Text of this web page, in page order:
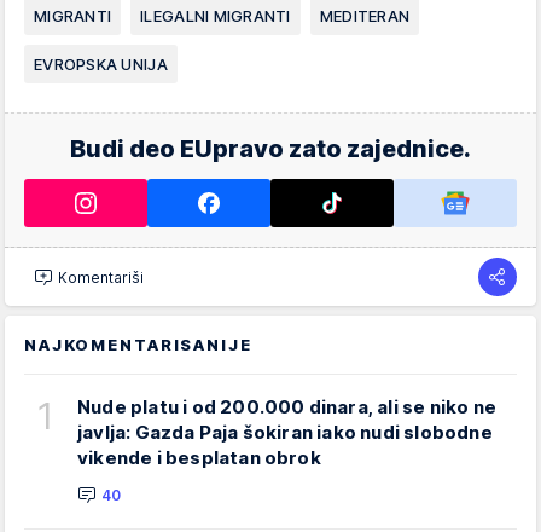
MIGRANTI ILEGALNI MIGRANTI MEDITERAN
EVROPSKA UNIJA
Budi deo EUpravo zato zajednice.
Komentariši
NAJKOMENTARISANIJE
1
Nude platu i od 200.000 dinara, ali se niko ne
javlja: Gazda Paja šokiran iako nudi slobodne
vikende i besplatan obrok
40